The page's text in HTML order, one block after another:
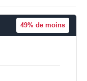
49% de moins